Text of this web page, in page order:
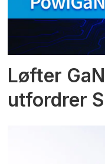
Løfter
utfordrer